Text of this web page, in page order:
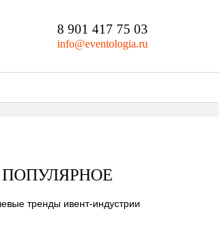
8 901 417 75 03
info@eventologia.ru
ПОПУЛЯРНОЕ